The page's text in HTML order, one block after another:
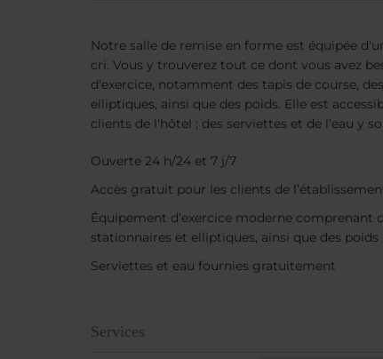
Notre salle de remise en forme est équipée
cri. Vous y trouverez tout ce dont vous avez
d'exercice, notamment des tapis de course,
elliptiques, ainsi que des poids. Elle est
clients de l'hôtel ; des serviettes et de l'eau y
Ouverte 24 h/24 et 7 j/7
Accès gratuit pour les clients de
Équipement d'exercice moderne comprenant
stationnaires et elliptiques, ainsi que des poids
Serviettes et eau fournies gratuitement
Services